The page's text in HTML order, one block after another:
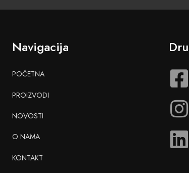
Navigacija
POČETNA
PROIZVODI
NOVOSTI
O NAMA
KONTAKT